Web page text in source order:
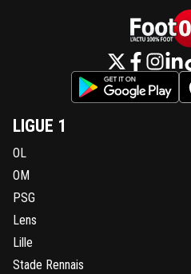
LIGUE 1
OL
OM
PSG
Lens
Lille
Stade Rennais